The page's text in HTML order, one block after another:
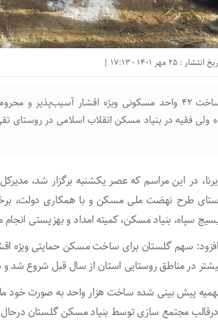
عملیات اجرایی ساخت ۴۲ واحد مسکونی ویژه اقشار
ولی فقیه در بنیاد مسکن انقلاب اسلامی در روستای
در این مراسم که عصر یکشنبه برگزار شد،
طرح نهضت ملی مسکن و با همکاری دولت،
بسیج سپاه، بنیاد مسکن، کمیته امداد و بهزیستی
در مناطق روستایی استان از سال قبل شروع شد و
پیش بینی شده ساخت هزار واحد به صورت خود